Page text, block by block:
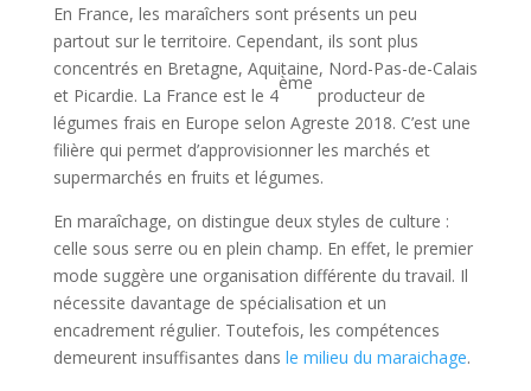
En France, les maraîchers sont présents un peu
partout sur le territoire. Cependant, ils sont plus
concentrés en Bretagne, Aquitaine, Nord-Pas-de-Calais
et Picardie. La France est le 4
ème
producteur de
légumes frais en Europe selon Agreste 2018. C’est une
filière qui permet d’approvisionner les marchés et
supermarchés en fruits et légumes.
En maraîchage, on distingue deux styles de culture :
celle sous serre ou en plein champ. En effet, le premier
mode suggère une organisation différente du travail. Il
nécessite davantage de spécialisation et un
encadrement régulier. Toutefois, les compétences
demeurent insuffisantes dans le milieu du maraichage.